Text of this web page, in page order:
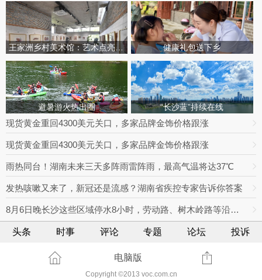
王家洲乡村美术馆：艺术点亮田园乡村 健康礼包送下乡
避暑游火热出圈 “长沙蓝”持续在线
现货黄金重回4300美元关口，多家品牌金饰价格跟涨
现货黄金重回4300美元关口，多家品牌金饰价格跟涨
雨热同台！湖南未来三天多阵雨雷阵雨，最高气温将达37℃
发热咳嗽又来了，新冠还是流感？湖南省疾控专家告诉你答案
8月6日晚长沙这些区域停水8小时，劳动路、树木岭路等沿线住户做好储水
头条 时事 评论 专题 论坛 投诉
电脑版
Copyright ©2013 voc.com.cn